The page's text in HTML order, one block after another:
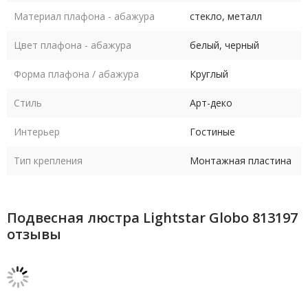
Материал плафона - абажура стекло, металл
Цвет плафона - абажура белый, черный
Форма плафона / абажура Круглый
Стиль Арт-деко
Интерьер Гостиные
Тип крепления Монтажная пластина
Подвесная люстра Lightstar Globo 813197
отзывы